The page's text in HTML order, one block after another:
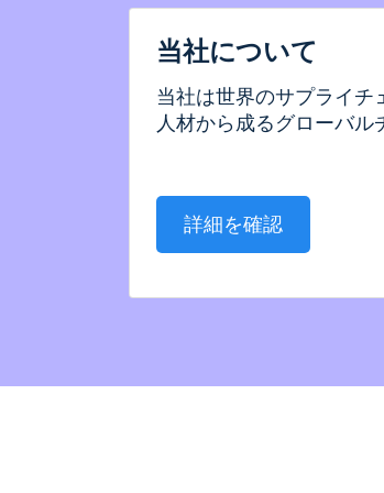
当社について
当社は世界のサプライチ
人材から成るグローバル
詳細を確認